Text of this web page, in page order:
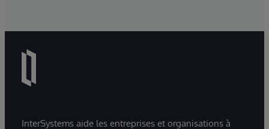
InterSystems aide les entreprises et organisations à